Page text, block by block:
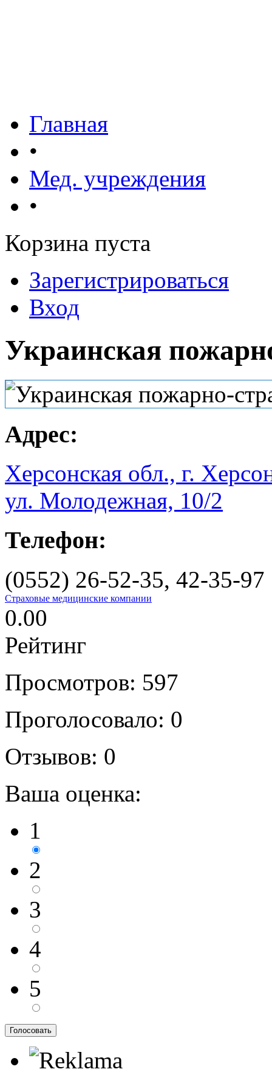
Главная
•
Мед. учреждения
•
Корзина пуста
Зарегистрироваться
Вход
Украинская
Адрес:
Херсонская обл., г.
ул. Молодежная, 10/2
Телефон:
(0552) 26-52-35, 42-35-97
Страховые медицинские компании
0.00
Рейтинг
Просмотров: 597
Проголосовало: 0
Отзывов: 0
Ваша оценка:
1
2
3
4
5